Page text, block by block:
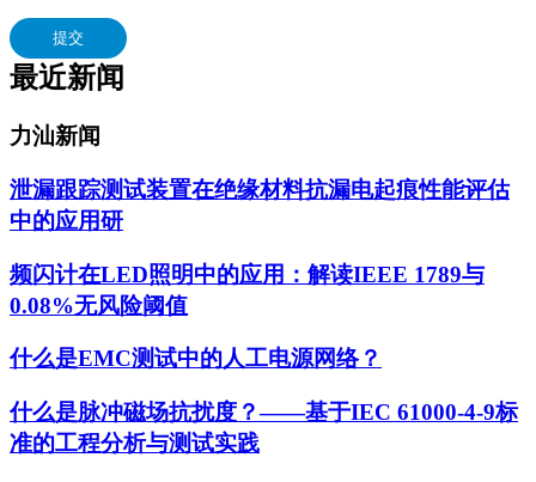
提交
最近新闻
力汕新闻
泄漏跟踪测试装置在绝缘材料抗漏电起痕性能评估
中的应用研
频闪计在LED照明中的应用：解读IEEE 1789与
0.08%无风险阈值
什么是EMC测试中的人工电源网络？
什么是脉冲磁场抗扰度？——基于IEC 61000-4-9标
准的工程分析与测试实践